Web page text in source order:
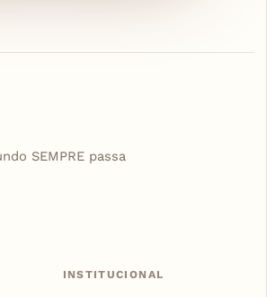
SEMPRE passa
INSTITUCIONAL